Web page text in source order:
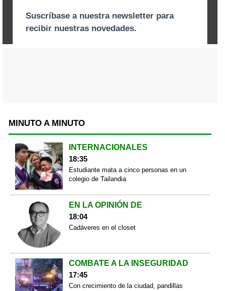
MINUTO A MINUTO
INTERNACIONALES
18:35
Estudiante mata a cinco personas en un
colegio de Tailandia
EN LA OPINIÓN DE
18:04
Cadáveres en el closet
COMBATE A LA INSEGURIDAD
17:45
Con crecimiento de la ciudad, pandillas